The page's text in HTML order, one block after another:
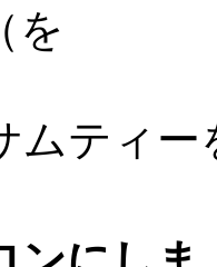
を
ムティ